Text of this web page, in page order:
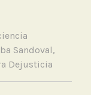
Sandoval,
Dejusticia